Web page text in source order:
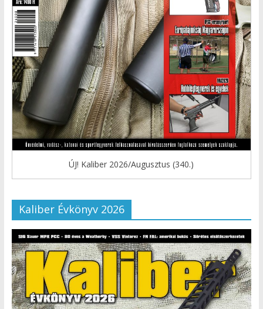
ÚJ! Kaliber 2026/Augusztus (340.)
Kaliber Évkönyv 2026